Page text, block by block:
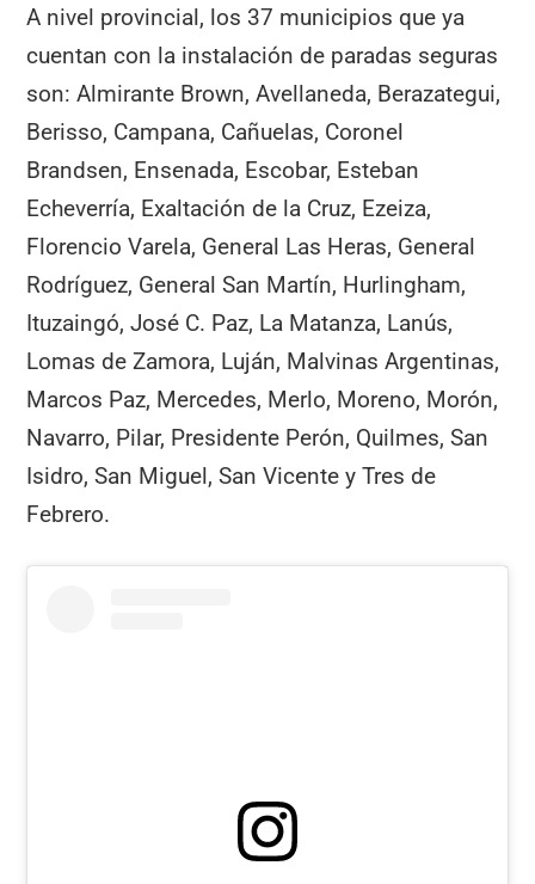
A nivel provincial, los 37 municipios que ya
cuentan con la instalación de paradas seguras
son: Almirante Brown, Avellaneda, Berazategui,
Berisso, Campana, Cañuelas, Coronel
Brandsen, Ensenada, Escobar, Esteban
Echeverría, Exaltación de la Cruz, Ezeiza,
Florencio Varela, General Las Heras, General
Rodríguez, General San Martín, Hurlingham,
Ituzaingó, José C. Paz, La Matanza, Lanús,
Lomas de Zamora, Luján, Malvinas Argentinas,
Marcos Paz, Mercedes, Merlo, Moreno, Morón,
Navarro, Pilar, Presidente Perón, Quilmes, San
Isidro, San Miguel, San Vicente y Tres de
Febrero.